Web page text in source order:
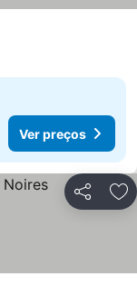
Ver preços
Partilhar